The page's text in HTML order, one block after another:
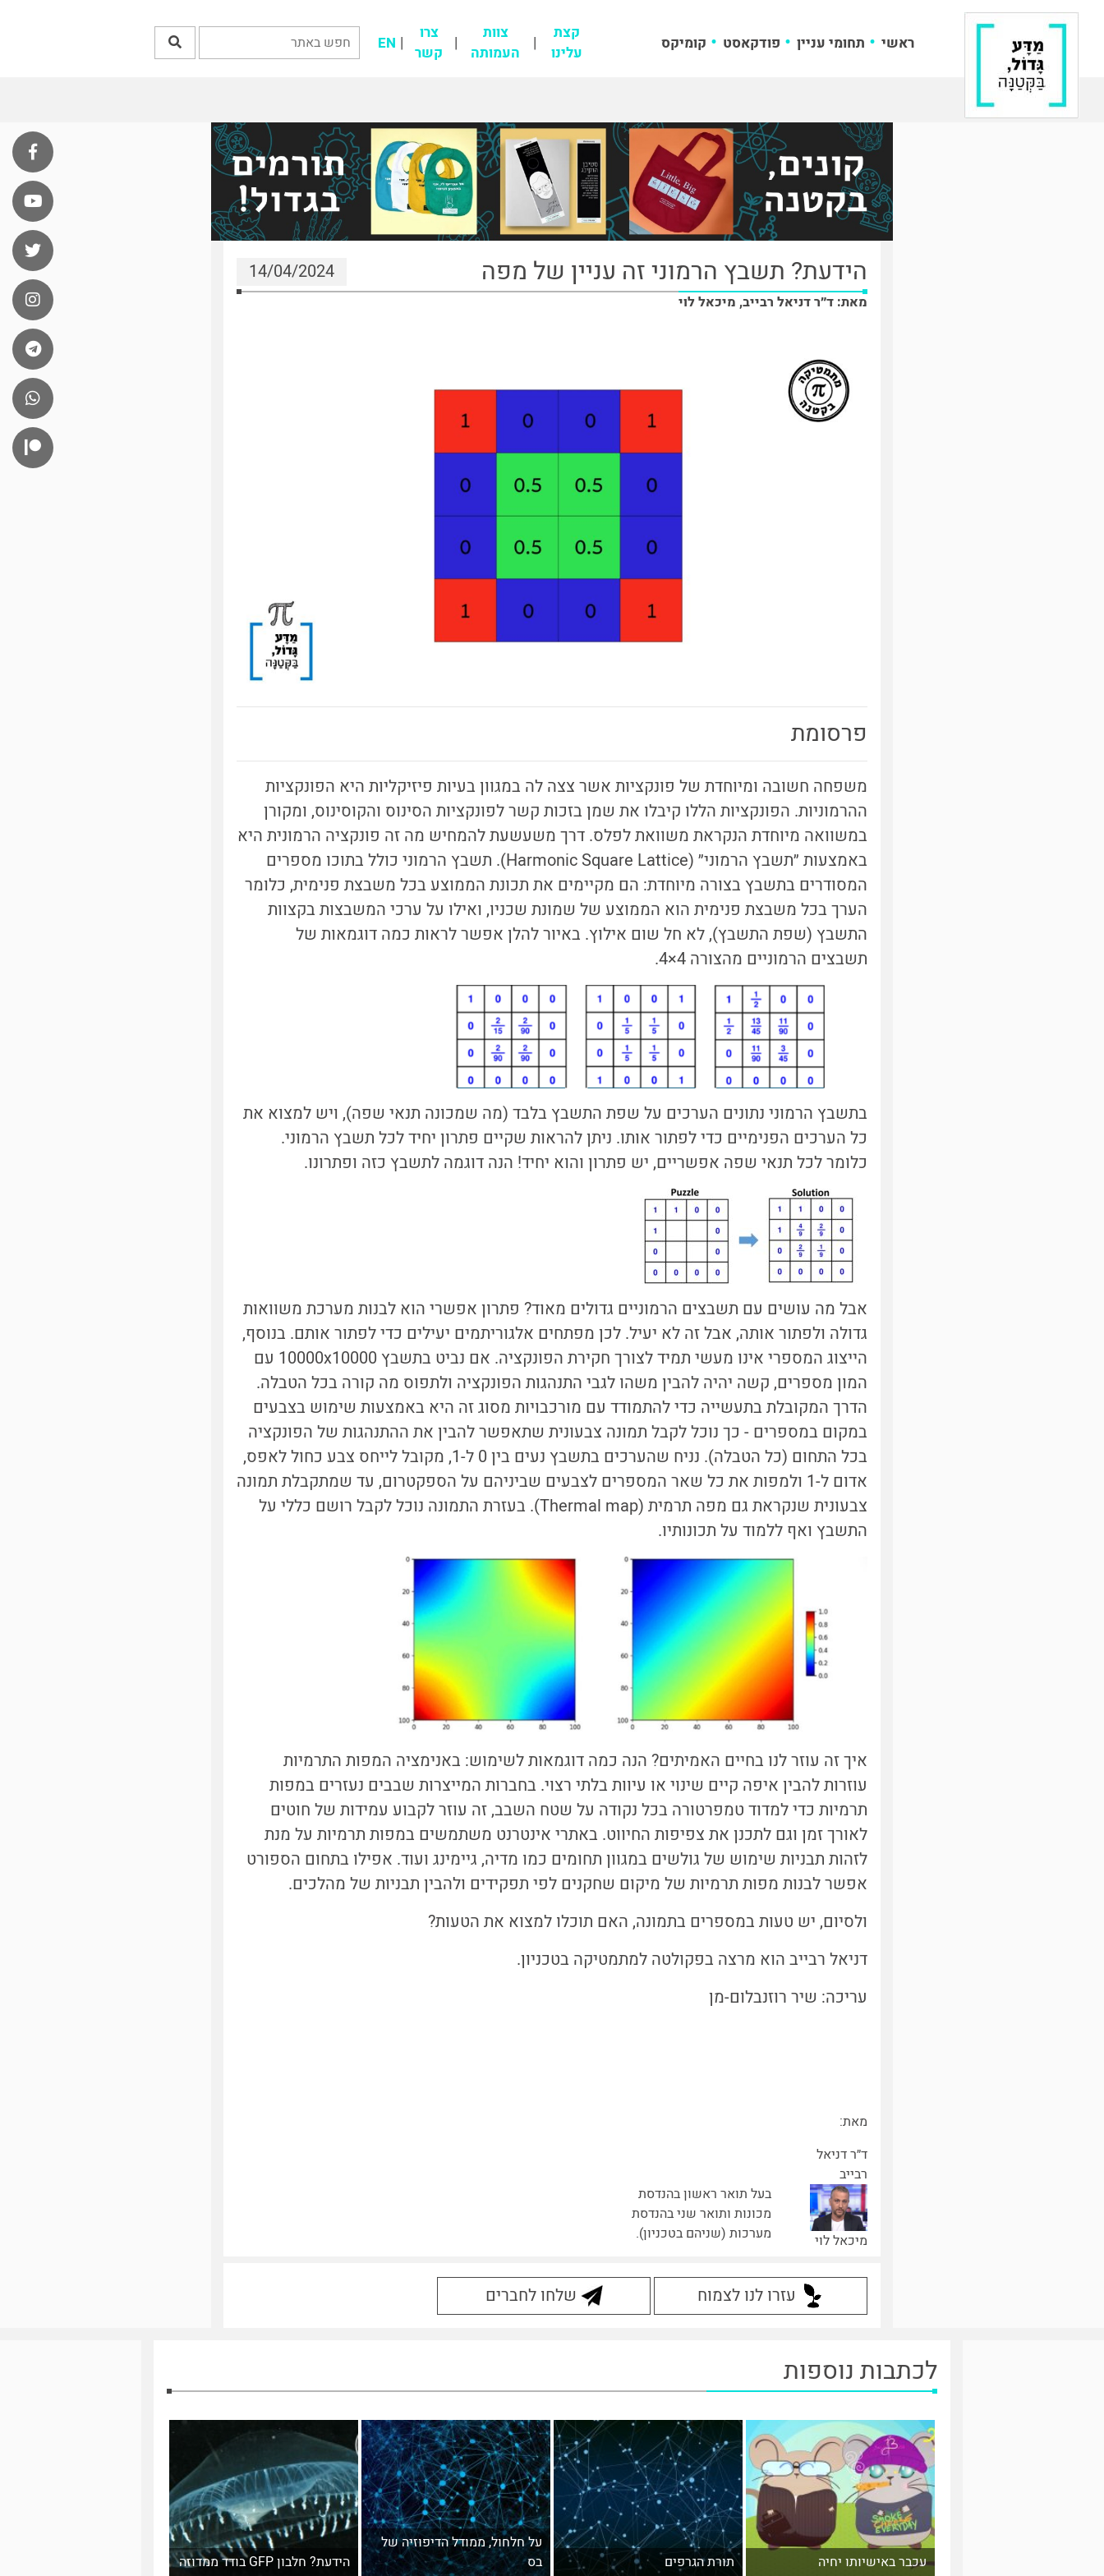
ראשי תחומי עניין פודקאסט קומיקס
קצת
עלינו
צוות
העמותה
צרו
קשר
EN
הידעת? תשבץ הרמוני זה עניין של מפה 14/04/2024
מאת: ד״ר דניאל רבייב, מיכאל לוי
פרסומת
משפחה חשובה ומיוחדת של פונקציות אשר צצה לה במגוון בעיות פיזיקליות היא הפונקציות
ההרמוניות. הפונקציות הללו קיבלו את שמן בזכות קשר לפונקציות הסינוס והקוסינוס, ומקורן
במשוואה מיוחדת הנקראת משוואת לפלס. דרך משעשעת להמחיש מה זה פונקציה הרמונית היא
באמצעות ״תשבץ הרמוני״ (Harmonic Square Lattice). תשבץ הרמוני כולל בתוכו מספרים
המסודרים בתשבץ בצורה מיוחדת: הם מקיימים את תכונת הממוצע בכל משבצת פנימית, כלומר
הערך בכל משבצת פנימית הוא הממוצע של שמונת שכניו, ואילו על ערכי המשבצות בקצוות
התשבץ (שפת התשבץ), לא חל שום אילוץ. באיור להלן אפשר לראות כמה דוגמאות של
תשבצים הרמוניים מהצורה 4×4.
בתשבץ הרמוני נתונים הערכים על שפת התשבץ בלבד (מה שמכונה תנאי שפה), ויש למצוא את
כל הערכים הפנימיים כדי לפתור אותו. ניתן להראות שקיים פתרון יחיד לכל תשבץ הרמוני.
כלומר לכל תנאי שפה אפשריים, יש פתרון והוא יחיד! הנה דוגמה לתשבץ כזה ופתרונו.
אבל מה עושים עם תשבצים הרמוניים גדולים מאוד? פתרון אפשרי הוא לבנות מערכת משוואות
גדולה ולפתור אותה, אבל זה לא יעיל. לכן מפתחים אלגוריתמים יעילים כדי לפתור אותם. בנוסף,
הייצוג המספרי אינו מעשי תמיד לצורך חקירת הפונקציה. אם נביט בתשבץ 10000x10000 עם
המון מספרים, קשה יהיה להבין משהו לגבי התנהגות הפונקציה ולתפוס מה קורה בכל הטבלה.
הדרך המקובלת בתעשייה כדי להתמודד עם מורכבויות מסוג זה היא באמצעות שימוש בצבעים
במקום במספרים - כך נוכל לקבל תמונה צבעונית שתאפשר להבין את ההתנהגות של הפונקציה
בכל התחום (כל הטבלה). נניח שהערכים בתשבץ נעים בין 0 ל-1, מקובל לייחס צבע כחול לאפס,
אדום ל-1 ולמפות את כל שאר המספרים לצבעים שביניהם על הספקטרום, עד שמתקבלת תמונה
צבעונית שנקראת גם מפה תרמית (Thermal map). בעזרת התמונה נוכל לקבל רושם כללי על
התשבץ ואף ללמוד על תכונותיו.
איך זה עוזר לנו בחיים האמיתים? הנה כמה דוגמאות לשימוש: באנימציה המפות התרמיות
עוזרות להבין איפה קיים שינוי או עיוות בלתי רצוי. בחברות המייצרות שבבים נעזרים במפות
תרמיות כדי למדוד טמפרטורה בכל נקודה על שטח השבב, זה עוזר לקבוע עמידות של חוטים
לאורך זמן וגם לתכנן את צפיפות החיווט. באתרי אינטרנט משתמשים במפות תרמיות על מנת
לזהות תבניות שימוש של גולשים במגוון תחומים כמו מדיה, גיימינג ועוד. אפילו בתחום הספורט
אפשר לבנות מפות תרמיות של מיקום שחקנים לפי תפקידים ולהבין תבניות של מהלכים.
ולסיום, יש טעות במספרים בתמונה, האם תוכלו למצוא את הטעות?
דניאל רבייב הוא מרצה בפקולטה למתמטיקה בטכניון.
עריכה: שיר רוזנבלום-מן
מאת:
ד״ר דניאל
רבייב
מיכאל לוי
בעל תואר ראשון בהנדסת
מכונות ותואר שני בהנדסת
מערכות (שניהם בטכניון).
עזרו לנו לצמוח שלחו לחברים
לכתבות נוספות
עכבר באישיותו יחיה תורת הגרפים
על חלחול, ממודל הדיפוזיה של
בס
הידעת? חלבון GFP בודד ממדוזה